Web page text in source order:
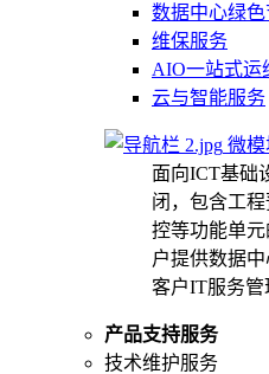
数据中心绿
维保服务
AIO一站式运
云与智能服务
微
面向ICT基础
闭，包含工
控等功能单
户提供数据
客户IT服务管
产品支持服务
技术维护服务